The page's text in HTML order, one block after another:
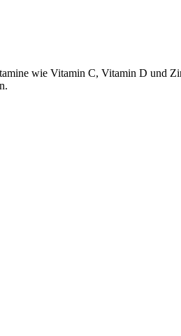
wie Vitamin C, Vitamin D und